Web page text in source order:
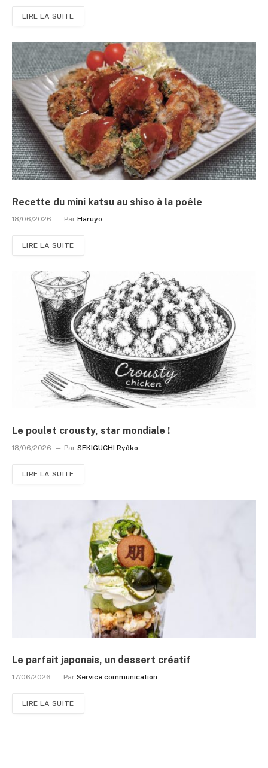
LIRE LA SUITE
Recette du mini katsu au shiso à la poêle
18/06/2026 Par Haruyo
LIRE LA SUITE
Le poulet crousty, star mondiale !
18/06/2026 Par SEKIGUCHI Ryôko
LIRE LA SUITE
Le parfait japonais, un dessert créatif
17/06/2026 Par Service communication
LIRE LA SUITE